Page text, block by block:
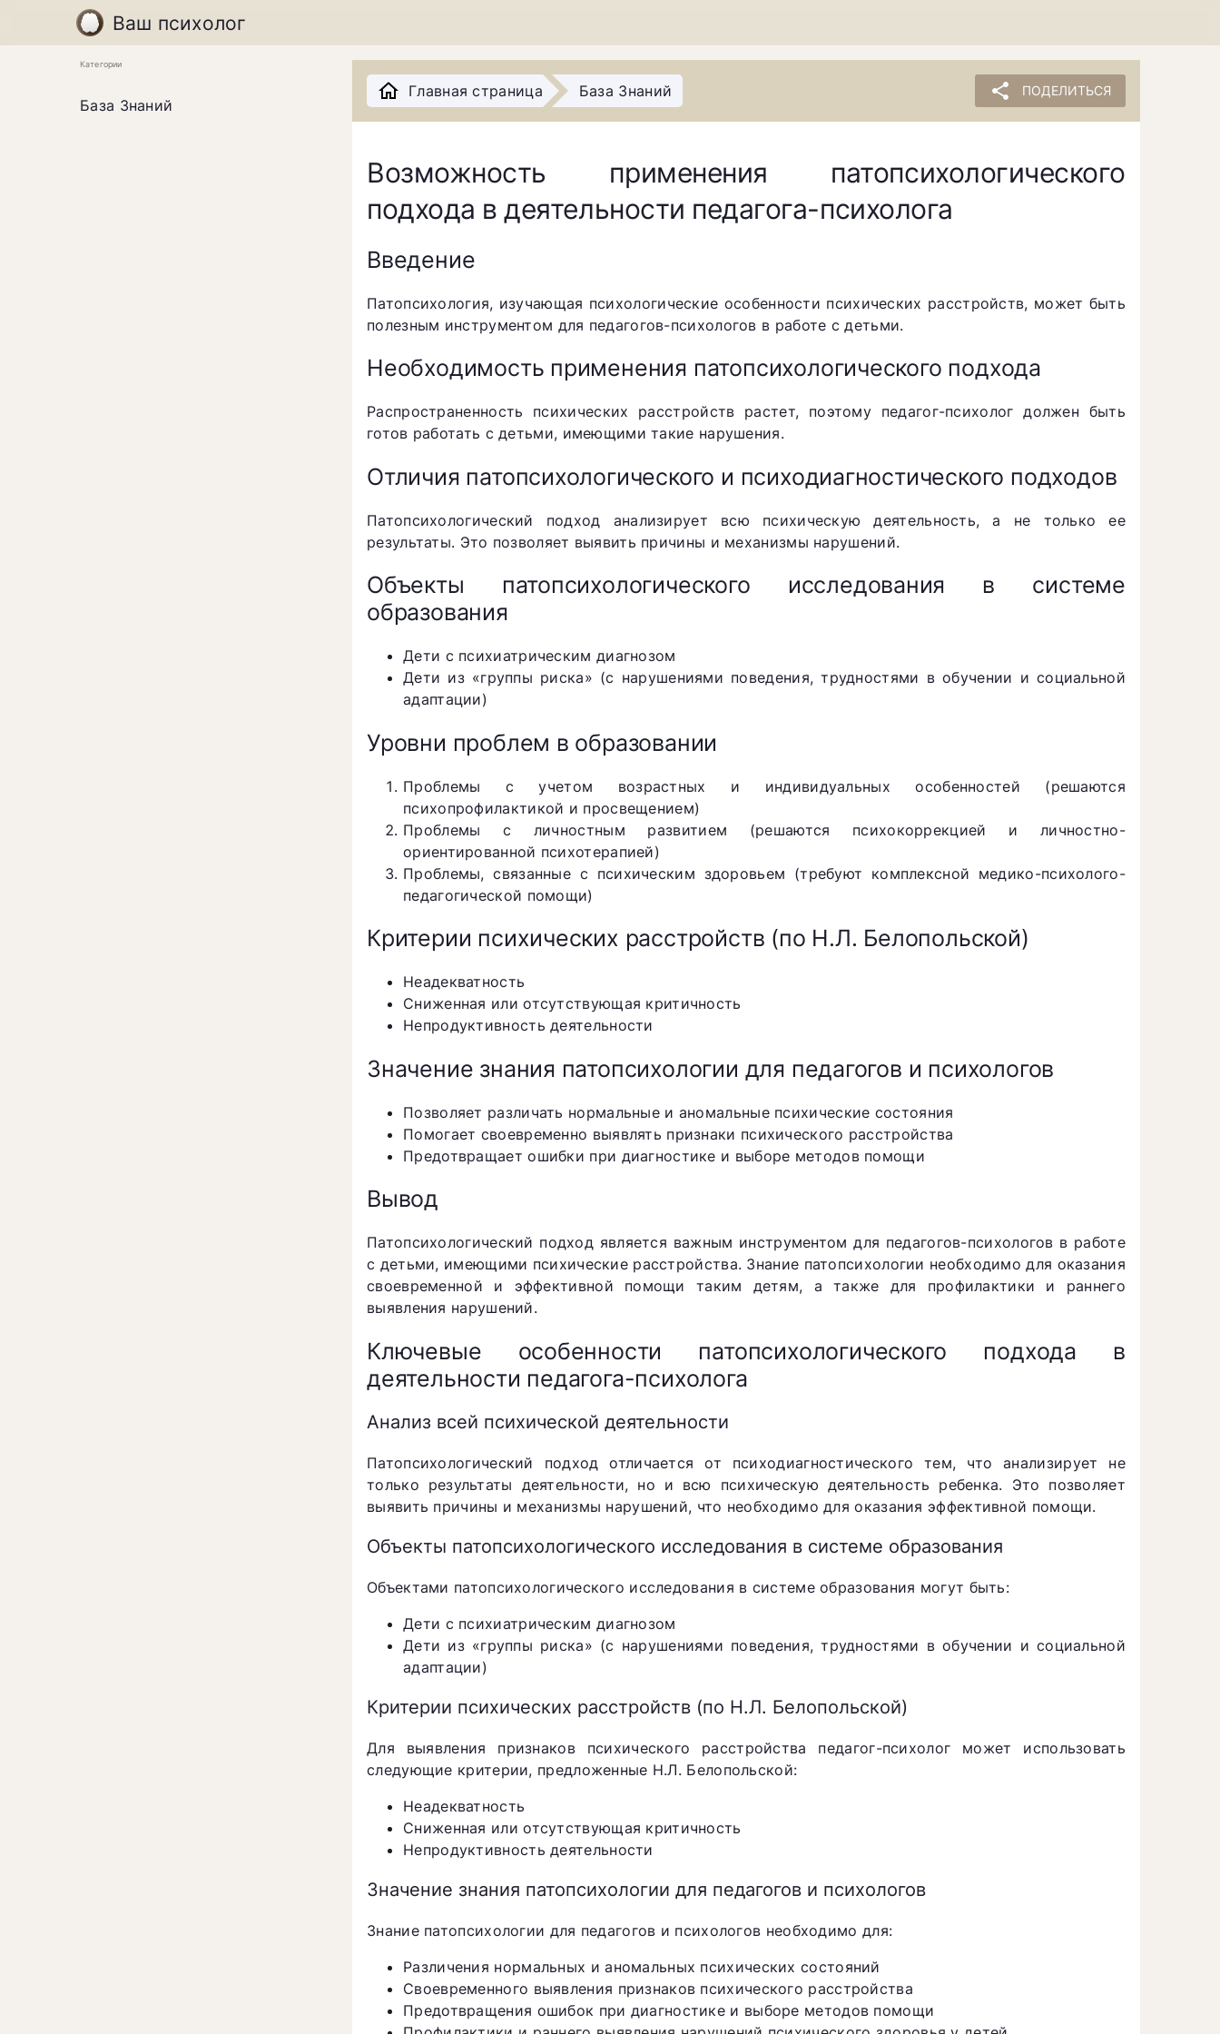
Ваш психолог
Категории
База Знаний
Главная страница База Знаний share ПОДЕЛИТЬСЯ
Возможность применения патопсихологического
подхода в деятельности педагога-психолога
Введение
Патопсихология, изучающая психологические особенности психических расстройств, может быть
полезным инструментом для педагогов-психологов в работе с детьми.
Необходимость применения патопсихологического подхода
Распространенность психических расстройств растет, поэтому педагог-психолог должен быть
готов работать с детьми, имеющими такие нарушения.
Отличия патопсихологического и психодиагностического подходов
Патопсихологический подход анализирует всю психическую деятельность, а не только ее
результаты. Это позволяет выявить причины и механизмы нарушений.
Объекты патопсихологического исследования в системе
образования
Дети с психиатрическим диагнозом
Дети из «группы риска» (с нарушениями поведения, трудностями в обучении и социальной
адаптации)
Уровни проблем в образовании
Проблемы с учетом возрастных и индивидуальных особенностей (решаются
психопрофилактикой и просвещением)
Проблемы с личностным развитием (решаются психокоррекцией и личностно-
ориентированной психотерапией)
Проблемы, связанные с психическим здоровьем (требуют комплексной медико-психолого-
педагогической помощи)
Критерии психических расстройств (по Н.Л. Белопольской)
Неадекватность
Сниженная или отсутствующая критичность
Непродуктивность деятельности
Значение знания патопсихологии для педагогов и психологов
Позволяет различать нормальные и аномальные психические состояния
Помогает своевременно выявлять признаки психического расстройства
Предотвращает ошибки при диагностике и выборе методов помощи
Вывод
Патопсихологический подход является важным инструментом для педагогов-психологов в работе
с детьми, имеющими психические расстройства. Знание патопсихологии необходимо для оказания
своевременной и эффективной помощи таким детям, а также для профилактики и раннего
выявления нарушений.
Ключевые особенности патопсихологического подхода в
деятельности педагога-психолога
Анализ всей психической деятельности
Патопсихологический подход отличается от психодиагностического тем, что анализирует не
только результаты деятельности, но и всю психическую деятельность ребенка. Это позволяет
выявить причины и механизмы нарушений, что необходимо для оказания эффективной помощи.
Объекты патопсихологического исследования в системе образования
Объектами патопсихологического исследования в системе образования могут быть:
Дети с психиатрическим диагнозом
Дети из «группы риска» (с нарушениями поведения, трудностями в обучении и социальной
адаптации)
Критерии психических расстройств (по Н.Л. Белопольской)
Для выявления признаков психического расстройства педагог-психолог может использовать
следующие критерии, предложенные Н.Л. Белопольской:
Неадекватность
Сниженная или отсутствующая критичность
Непродуктивность деятельности
Значение знания патопсихологии для педагогов и психологов
Знание патопсихологии для педагогов и психологов необходимо для:
Различения нормальных и аномальных психических состояний
Своевременного выявления признаков психического расстройства
Предотвращения ошибок при диагностике и выборе методов помощи